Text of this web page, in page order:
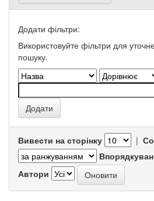
Додати фільтри:
Використовуйте фільтри для
пошуку.
Вивести на сторінку |
Автори